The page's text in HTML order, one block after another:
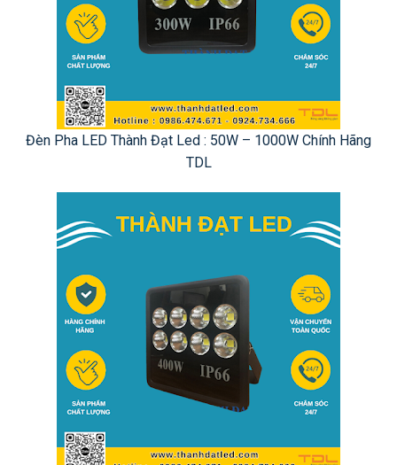
Đèn Pha LED Thành Đạt Led : 50W – 1000W Chính Hãng
TDL